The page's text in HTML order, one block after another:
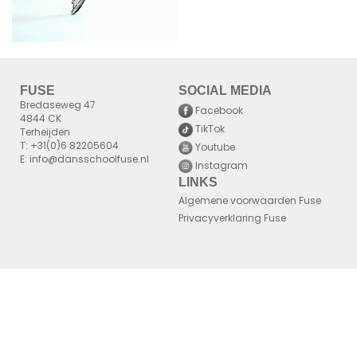
FUSE
Bredaseweg 47
4844 CK
Terheijden
T: +31(0)6 82205604
E: info@dansschoolfuse.nl
SOCIAL MEDIA
Facebook
TikTok
Youtube
Instagram
LINKS
Algemene voorwaarden Fuse
Privacyverklaring Fuse